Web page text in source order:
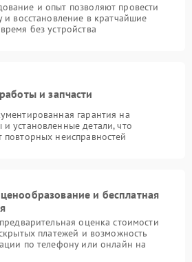
и опыт позволяют провести
и восстановление в кратчайшие
без устройства
и запчасти
гарантия на
установленные детали, что
неисправностей
и бесплатная
оценка стоимости
платежей и возможность
по телефону или онлайн на